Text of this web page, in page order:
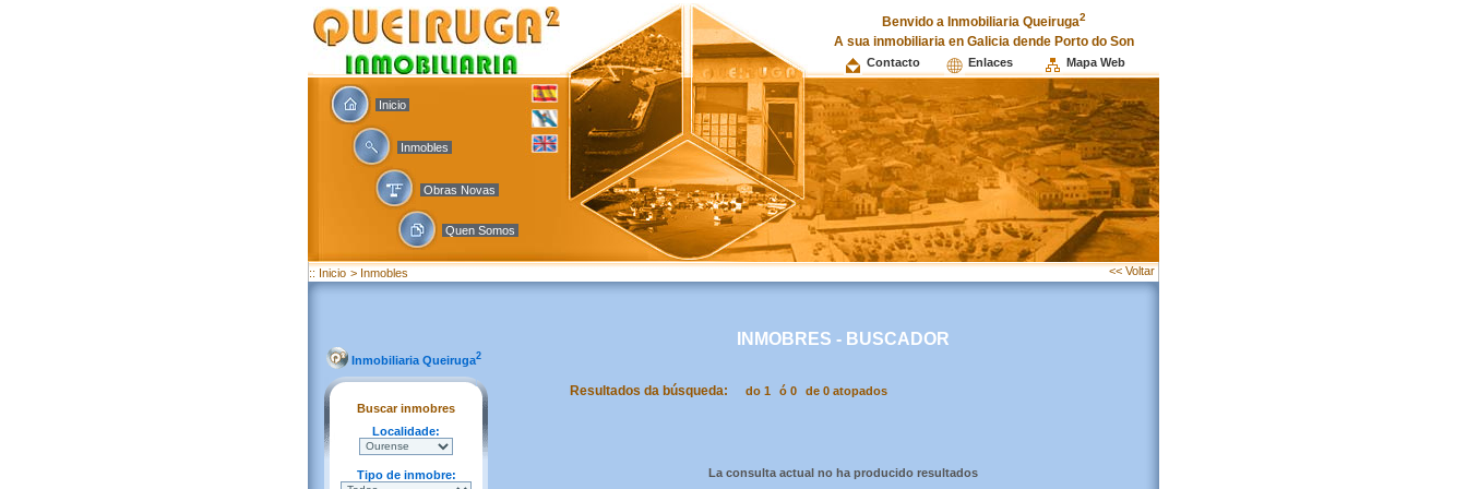
Benvido a Inmobiliaria Queiruga2
A sua inmobiliaria en Galicia dende Porto do Son
Contacto Enlaces Mapa Web
Inicio
Inmobles
Obras Novas
Quen Somos
:: Inicio > Inmobles << Voltar
Inmobiliaria Queiruga2
Buscar inmobres
Localidade:
Tipo de inmobre:
INMOBRES - BUSCADOR
Resultados da búsqueda: do 1 ó 0 de 0 atopados
La consulta actual no ha producido resultados